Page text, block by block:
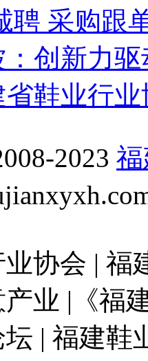
聘 采购跟
创新力驱
鞋业行
2023
协会 | 福
业 |《福
| 福建鞋